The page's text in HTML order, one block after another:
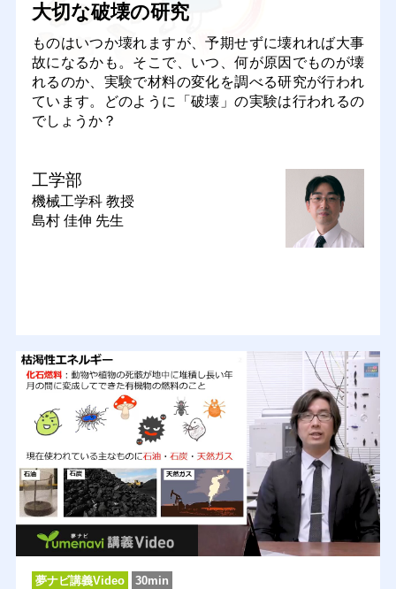
大切な破壊の研究
ものはいつか壊れますが、予期せずに壊れれば大事
故になるかも。そこで、いつ、何が原因でものが壊
れるのか、実験で材料の変化を調べる研究が行われ
ています。どのように「破壊」の実験は行われるの
でしょうか？
工学部
機械工学科 教授
島村 佳伸 先生
夢ナビ講義Video 30min